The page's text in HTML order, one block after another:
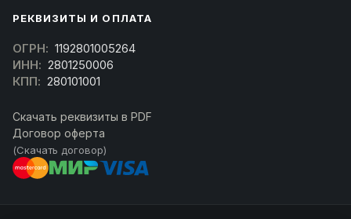
РЕКВИЗИТЫ И ОПЛАТА
ОГРН: 1192801005264
ИНН: 2801250006
КПП: 280101001
Скачать реквизиты в PDF
Договор оферта
(Скачать договор)